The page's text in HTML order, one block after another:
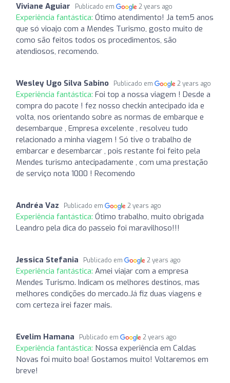
Viviane Aguiar Publicado em 2 years ago
Experiência fantástica: Ótimo atendimento! Ja tem5 anos
que só vioajo com a Mendes Turismo, gosto muito de
como são feitos todos os procedimentos, são
atendiosos, recomendo.
Wesley Ugo Silva Sabino Publicado em 2 years ago
Experiência fantástica: Foi top a nossa viagem ! Desde a
compra do pacote ! fez nosso checkin antecipado ida e
volta, nos orientando sobre as normas de embarque e
desembarque , Empresa excelente , resolveu tudo
relacionado a minha viagem ! Só tive o trabalho de
embarcar e desembarcar , pois restante foi feito pela
Mendes turismo antecipadamente , com uma prestação
de serviço nota 1000 ! Recomendo
Andréa Vaz Publicado em 2 years ago
Experiência fantástica: Ótimo trabalho, muito obrigada
Leandro pela dica do passeio foi maravilhoso!!!
Jessica Stefania Publicado em 2 years ago
Experiência fantástica: Amei viajar com a empresa
Mendes Turismo. Indicam os melhores destinos, mas
melhores condições do mercado.Já fiz duas viagens e
com certeza irei fazer mais.
Evelim Hamana Publicado em 2 years ago
Experiência fantástica: Nossa experiência em Caldas
Novas foi muito boa! Gostamos muito! Voltaremos em
breve!